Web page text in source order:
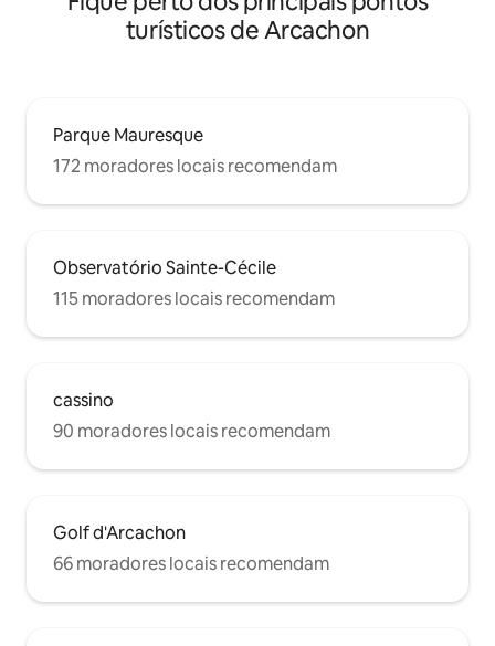
turísticos de Arcachon
Parque Mauresque
172 moradores locais recomendam
Observatório Sainte-Cécile
115 moradores locais recomendam
cassino
90 moradores locais recomendam
Golf d'Arcachon
66 moradores locais recomendam